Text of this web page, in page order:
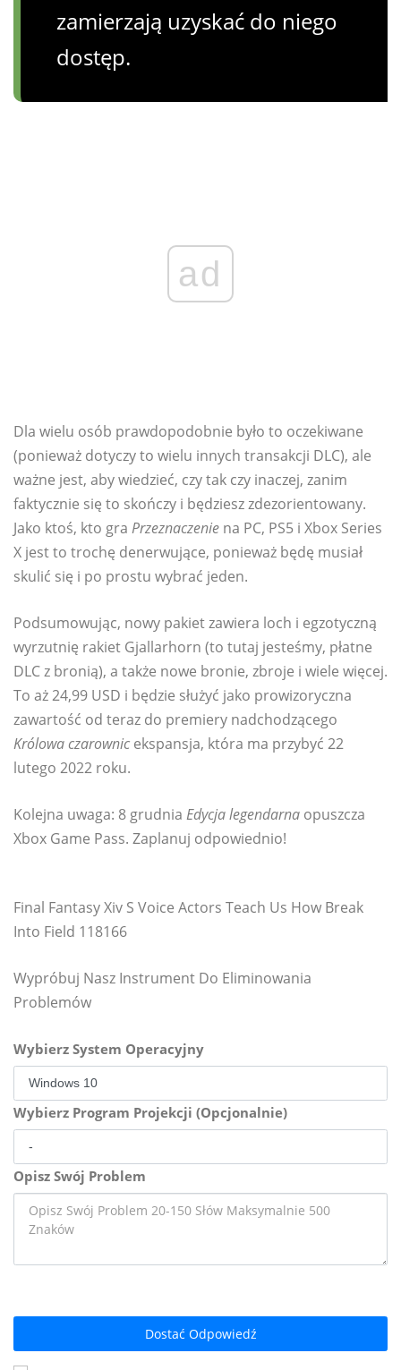
zamierzają uzyskać do niego
dostęp.
ad
Dla wielu osób prawdopodobnie było to oczekiwane
(ponieważ dotyczy to wielu innych transakcji DLC), ale
ważne jest, aby wiedzieć, czy tak czy inaczej, zanim
faktycznie się to skończy i będziesz zdezorientowany.
Jako ktoś, kto gra Przeznaczenie na PC, PS5 i Xbox Series
X jest to trochę denerwujące, ponieważ będę musiał
skulić się i po prostu wybrać jeden.
Podsumowując, nowy pakiet zawiera loch i egzotyczną
wyrzutnię rakiet Gjallarhorn (to tutaj jesteśmy, płatne
DLC z bronią), a także nowe bronie, zbroje i wiele więcej.
To aż 24,99 USD i będzie służyć jako prowizoryczna
zawartość od teraz do premiery nadchodzącego
Królowa czarownic ekspansja, która ma przybyć 22
lutego 2022 roku.
Kolejna uwaga: 8 grudnia Edycja legendarna opuszcza
Xbox Game Pass. Zaplanuj odpowiednio!
Final Fantasy Xiv S Voice Actors Teach Us How Break
Into Field 118166
Wypróbuj Nasz Instrument Do Eliminowania
Problemów
Wybierz System Operacyjny
Wybierz Program Projekcji (Opcjonalnie)
Opisz Swój Problem
Dostać Odpowiedź